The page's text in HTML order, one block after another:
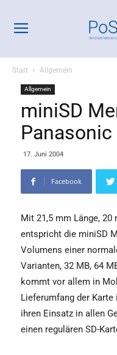
Start Allgemein
Allgemein
miniSD
Panasonic
17. Juni 2004
Facebook
Mit 21,5 mm Länge,
entspricht die miniSD
Volumens einer
Varianten, 32 MB, 64
kommt vor allem in
Lieferumfang der
ihren Einsatz in allen
einen regulären SD-